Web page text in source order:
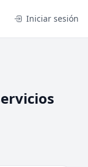
Iniciar sesión